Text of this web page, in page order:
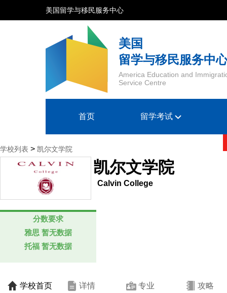
美国留学与移民服务中心
美国
留学与移民服务中
America Education and
Service Centre
首页 留学考试
学校列表 > 凯尔文学院
凯尔文学院
Calvin College
分数要求
雅思 暂无数据
托福 暂无数据
学校首页 详情 专业 攻略